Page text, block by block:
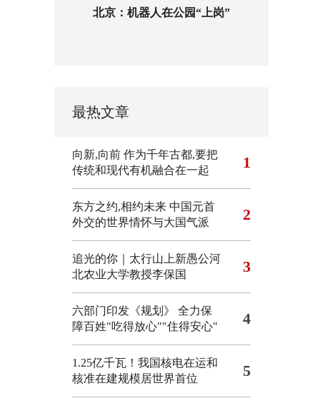
北京：机器人在公园“上岗”
最热文章
向新,向前 作为千年古都,要把
传统和现代有机融合在一起
1
东方之约,相约未来 中国元首
外交的世界情怀与大国气派
2
追光的你｜太行山上新愚公河
北农业大学教授李保国
3
六部门印发《规划》 全力保
障百姓"吃得放心""住得安心"
4
1.25亿千瓦！我国核电在运和
核准在建规模居世界首位
5